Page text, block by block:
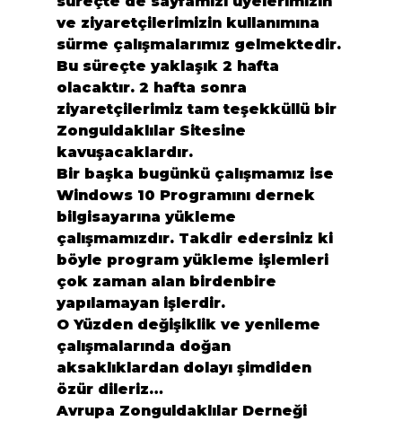
ve ziyaretçilerimizin kullanımına
sürme çalışmalarımız gelmektedir.
Bu süreçte yaklaşık 2 hafta
olacaktır. 2 hafta sonra
ziyaretçilerimiz tam teşekküllü bir
Zonguldaklılar Sitesine
kavuşacaklardır.
Bir başka bugünkü çalışmamız ise
Windows 10 Programını dernek
bilgisayarına yükleme
çalışmamızdır. Takdir edersiniz ki
böyle program yükleme işlemleri
çok zaman alan birdenbire
yapılamayan işlerdir.
O Yüzden değişiklik ve yenileme
çalışmalarında doğan
aksaklıklardan dolayı şimdiden
özür dileriz…
Avrupa Zonguldaklılar Derneği